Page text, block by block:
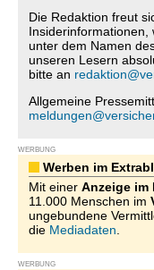
Die Redaktion freut
Insiderinformationen,
unter dem Namen
unseren Lesern
bitte an
Allgemeine
WERBUNG
Werben im
Mit einer Anzeige im
11.000 Menschen im
ungebundene
die Mediadaten
WERBUNG